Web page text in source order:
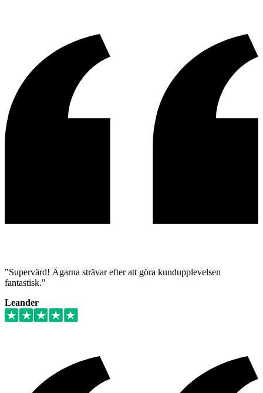
"Supervärd! Ägarna strävar efter att göra kundupplevelsen
fantastisk."
Leander